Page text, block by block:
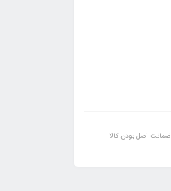
ضمانت اصل بودن کالا